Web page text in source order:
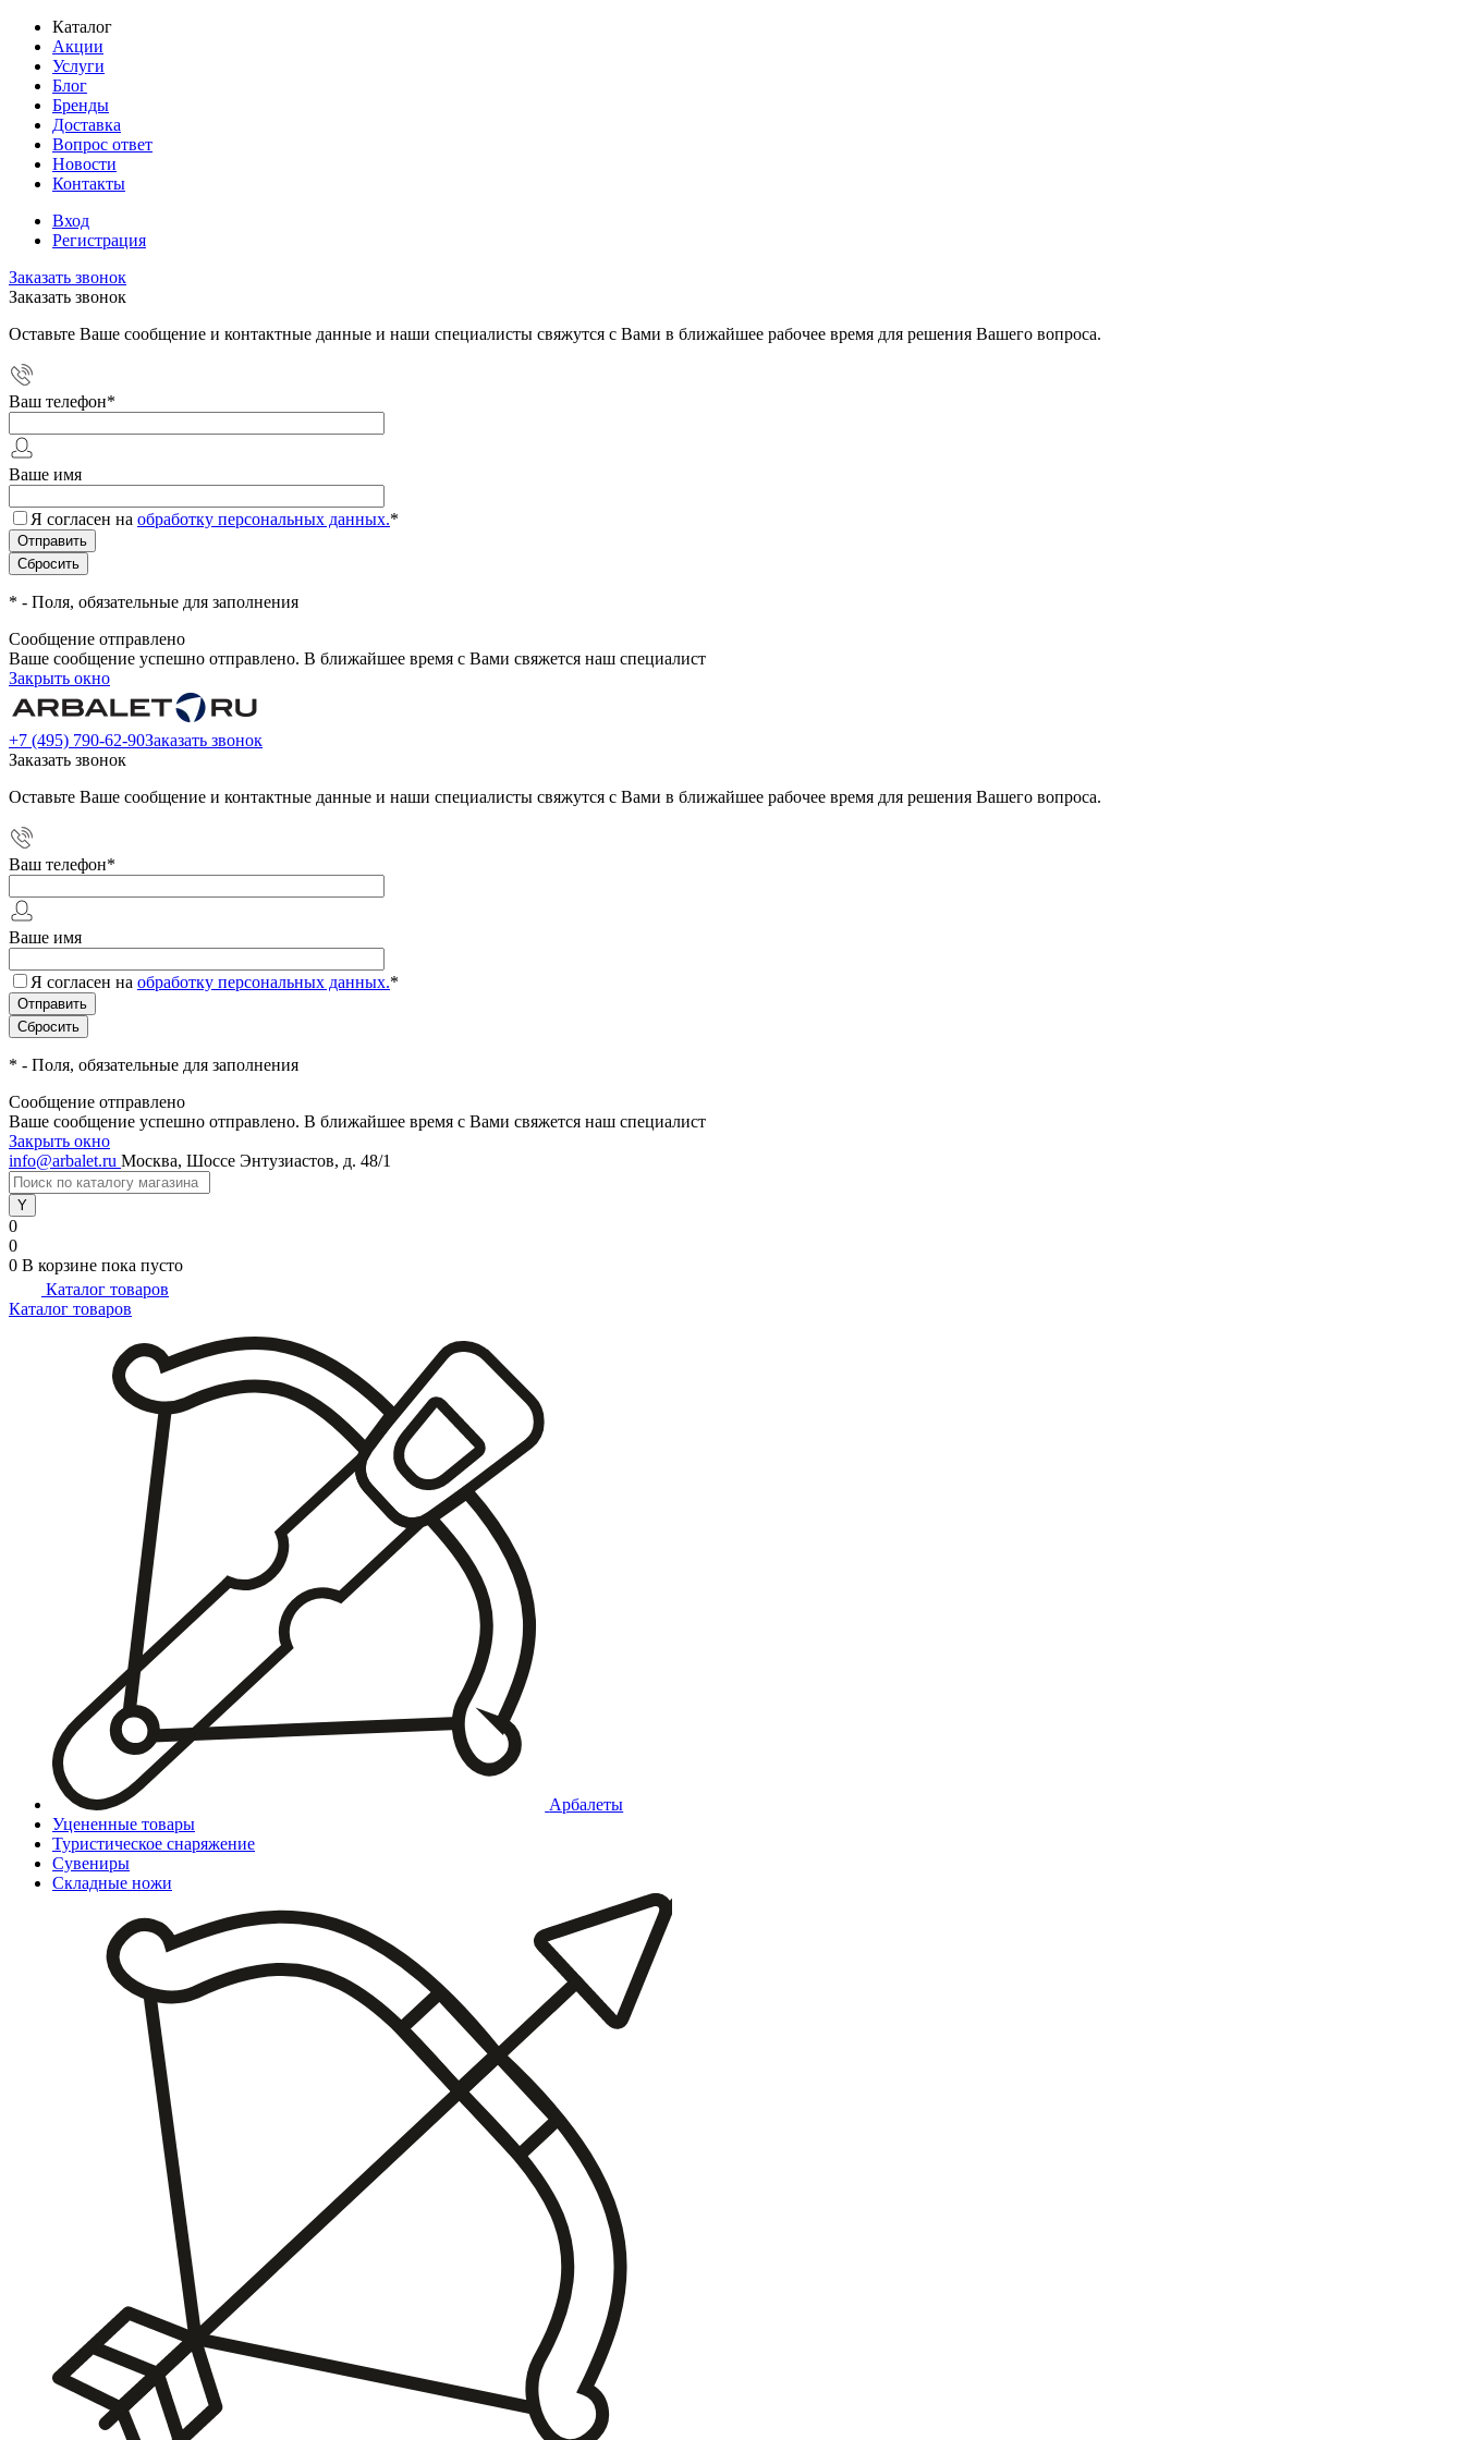
Каталог
Акции
Услуги
Блог
Бренды
Доставка
Вопрос ответ
Новости
Контакты
Вход
Регистрация
Заказать звонок
Заказать звонок
Оставьте Ваше сообщение и контактные данные и наши специалисты свяжутся с Вами в ближайшее рабочее время для решения Вашего вопроса.
Ваш телефон*
Ваше имя
Я согласен на обработку персональных данных.*
* - Поля, обязательные для заполнения
Сообщение отправлено
Ваше сообщение успешно отправлено. В ближайшее время с Вами свяжется наш специалист
Закрыть окно
+7 (495) 790-62-90Заказать звонок
Заказать звонок
Оставьте Ваше сообщение и контактные данные и наши специалисты свяжутся с Вами в ближайшее рабочее время для решения Вашего вопроса.
Ваш телефон*
Ваше имя
Я согласен на обработку персональных данных.*
* - Поля, обязательные для заполнения
Сообщение отправлено
Ваше сообщение успешно отправлено. В ближайшее время с Вами свяжется наш специалист
Закрыть окно
info@arbalet.ru Москва, Шоссе Энтузиастов, д. 48/1
0
0
0 В корзине пока пусто
Каталог товаров
Каталог товаров
Арбалеты
Уцененные товары
Туристическое снаряжение
Сувениры
Складные ножи